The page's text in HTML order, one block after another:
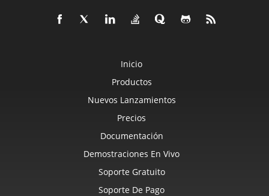
Inicio
Productos
Nuevos Lanzamientos
Precios
Documentación
Demostraciones En Vivo
Soporte Gratuito
Soporte De Pago